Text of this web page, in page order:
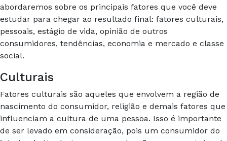
abordaremos sobre os principais fatores que você deve
estudar para chegar ao resultado final: fatores culturais,
pessoais, estágio de vida, opinião de outros
consumidores, tendências, economia e mercado e classe
social.
Culturais
Fatores culturais são aqueles que envolvem a região de
nascimento do consumidor, religião e demais fatores que
influenciam a cultura de uma pessoa. Isso é importante
de ser levado em consideração, pois um consumidor do